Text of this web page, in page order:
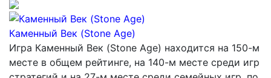
Каменный Век (Stone Age)
Игра Каменный Век (Stone Age) находится на 150-м
месте в общем рейтинге, на 140-м месте среди игр